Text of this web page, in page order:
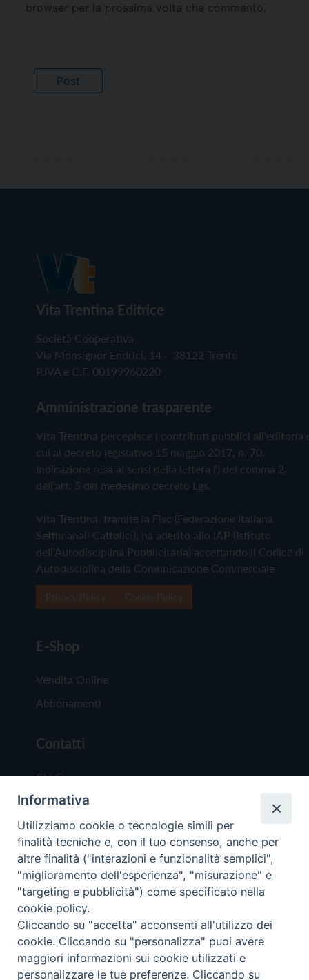
browser per la prossima volta che commento.
Vita Trentina Editrice
Società Cooperativa
Via Monsignor Endrici, 14 – 38122 Trento
P.IVA e C.F. 00199960220
Amministrazione trasparente
Vita Trentina percepisce i contributi pubblici all'editoria
cui al decreto legislativo 15 maggio 2017, n. 70.
Indicazione resa ai sensi della lettera f) del comma 2
dell'art. 5 del medesimo decreto Lgs.
Vita Trentina, tramite la Fisc (Federazione Italiana
Settimanali Cattolici), ha aderito allo IAP (Istituto
dell'Autodisciplina Pubblicitaria) accettando il Codice di
Autodisciplina della Comunicazione Commerciale
E-Shop
Vendita Online
Abbonamenti
Contatti
Chi Siamo
Redazione
Scrivici
Copyright © 2019 - Tutti i diritti riservati - Vita
Trentina Editrice
Privacy Policy
Informativa
Utilizziamo cookie o tecnologie simili per
finalità tecniche e, con il tuo consenso, anche per
altre finalità ("interazioni e funzionalità semplici",
"miglioramento dell'esperienza", "misurazione" e
"targeting e pubblicità") come specificato nella
cookie policy.
Cliccando su "accetta" acconsenti all'utilizzo dei
cookie. Cliccando su "personalizza" puoi avere
maggiori informazioni sui cookie utilizzati e
personalizzare le tue preferenze. Cliccando su